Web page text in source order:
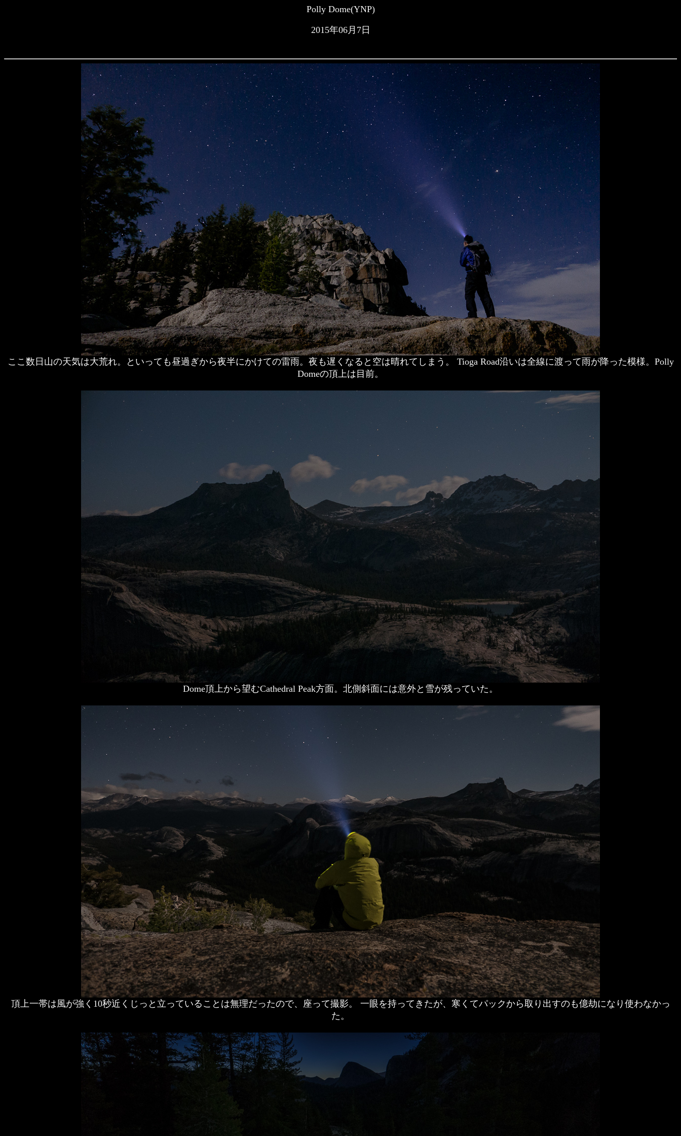
Polly Dome(YNP)
2015年06月7日
ここ数日山の天気は大荒れ。といっても昼過ぎから夜半にかけての雷雨。夜も遅くなると空は晴れてしまう。 Tioga Road沿いは全線に渡って雨が降った模様。Polly
Domeの頂上は目前。
Dome頂上から望むCathedral Peak方面。北側斜面には意外と雪が残っていた。
頂上一帯は風が強く10秒近くじっと立っていることは無理だったので、座って撮影。 一眼を持ってきたが、寒くてパックから取り出すのも億劫になり使わなかっ
た。